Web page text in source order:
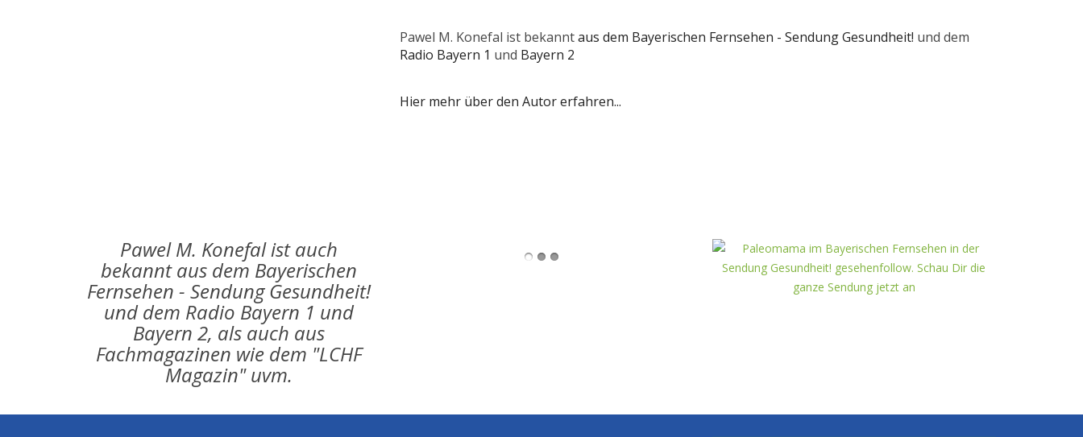
Pawel M. Konefal ist bekanntaus dem Bayerischen Fernsehen - Sendung Gesundheit! und dem
Radio Bayern 1 und Bayern 2
Hier mehr über den Autor erfahren...
Pawel M. Konefal ist auch
bekannt aus dem Bayerischen
Fernsehen - Sendung Gesundheit!
und dem Radio Bayern 1 und
Bayern 2, als auch aus
Fachmagazinen wie dem "LCHF
Magazin" uvm.